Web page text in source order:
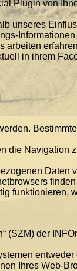
Plugin von
unseres
arbeiten
in ihrem
die Navigation
Daten
funktionieren,
(SZM) der
Ihres Web-